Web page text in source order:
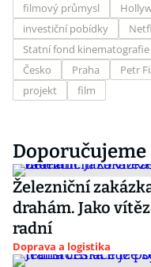
filmový průmysl
investiční pobídky
Statní fond kinematografie
Česko
Praha Petr
projekt
film
Doporučujeme
Železniční
drahám. Jako
radní
Doprava a logistika